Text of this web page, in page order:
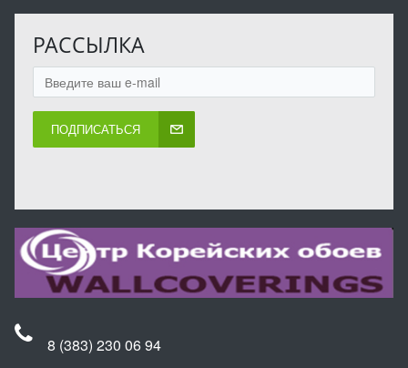
РАССЫЛКА
ПОДПИСАТЬСЯ
8 (383) 230 06 94